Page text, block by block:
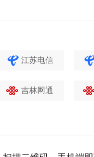
江苏电信
吉林网通